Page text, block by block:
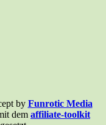
by Funrotic Media
dem affiliate-toolkit